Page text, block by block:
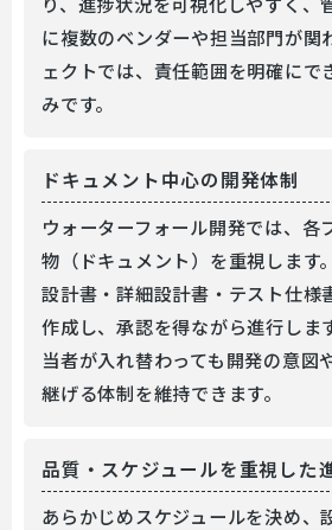
に複数のベンダーや担当部門が関
ェクトでは、責任範囲を明確にで
みです。
ドキュメント中心の開発体制
ウォーターフォール開発では、各
物（ドキュメント）を重視します
設計書・詳細設計書・テスト仕様
作成し、承認を得ながら進行しま
当者が入れ替わっても開発の意図
継げる体制を維持できます。
品質・スケジュールを重視した
あらかじめスケジュールを決め、